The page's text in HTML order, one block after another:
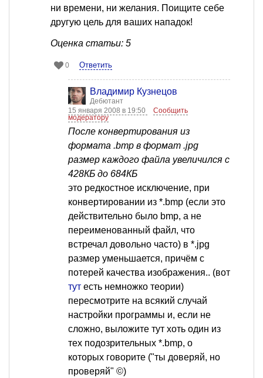
ни времени, ни желания. Поищите себе
другую цель для ваших нападок!
Оценка статьи: 5
0 Ответить
Владимир Кузнецов
Дебютант
15 января 2008 в 19:50
Сообщить
модератору
После конвертирования из
формата .bmp в формат .jpg
размер каждого файла увеличился с
428КБ до 684КБ
это редкостное исключение, при
конвертировании из *.bmp (если это
действительно было bmp, а не
переименованный файл, что
встречал довольно часто) в *.jpg
размер уменьшается, причём с
потерей качества изображения.. (вот
тут есть немножко теории)
пересмотрите на всякий случай
настройки программы и, если не
сложно, выложите тут хоть один из
тех подозрительных *.bmp, о
которых говорите ("ты доверяй, но
проверяй" ©)